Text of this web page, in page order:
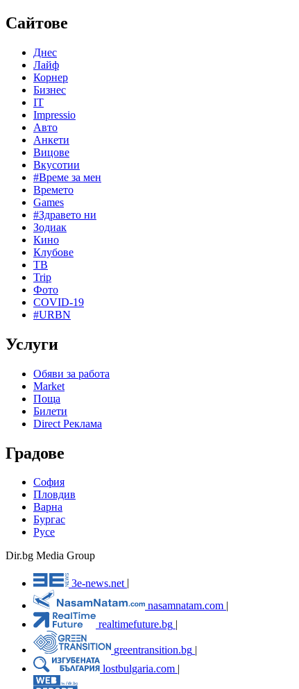
Сайтове
Днес
Лайф
Корнер
Бизнес
IT
Impressio
Авто
Анкети
Вицове
Вкусотии
#Време за мен
Времето
Games
#Здравето ни
Зодиак
Кино
Клубове
ТВ
Trip
Фото
COVID-19
#URBN
Услуги
Обяви за работа
Market
Поща
Билети
Direct Реклама
Градове
София
Пловдив
Варна
Бургас
Русе
Dir.bg Media Group
3e-news.net
nasamnatam.com |
realtimefuture.bg |
greentransition.bg |
lostbulgaria.com |